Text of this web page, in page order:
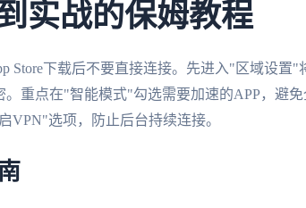
实战的保姆教程
Store下载后不要直接连接。先进入"区域设置
重点在"智能模式"勾选需要加速的APP，避
VPN"选项，防止后台持续连接。